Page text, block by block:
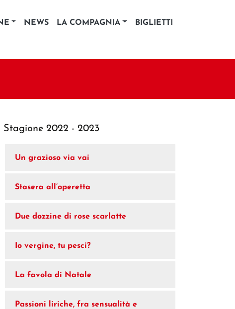
NEWS LA COMPAGNIA BIGLIETTI
Stagione 2022 - 2023
Un grazioso via vai
Stasera all’operetta
Due dozzine di rose scarlatte
Io vergine, tu pesci?
La favola di Natale
Passioni liriche, fra sensualità e